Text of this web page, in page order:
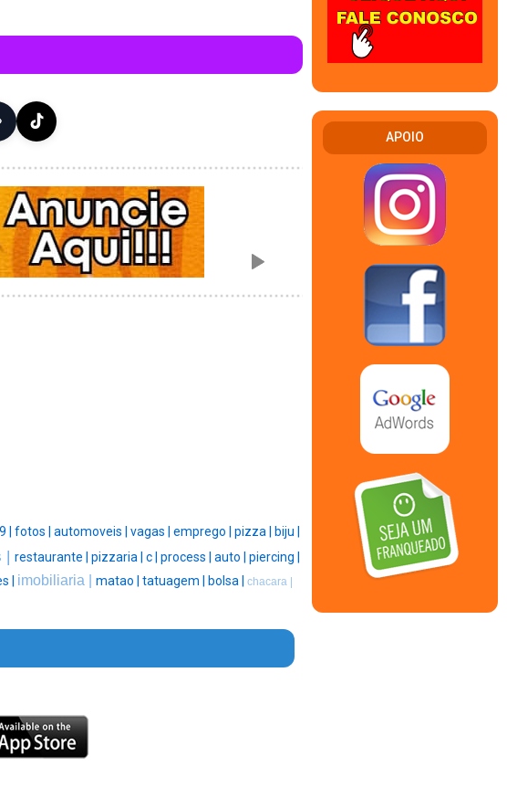
| fotos | automoveis | vagas | emprego | pizza |
biju |
| restaurante | pizzaria | c | process | auto | piercing |
| imobiliaria | matao | tatuagem | bolsa | chacara |
APOIO